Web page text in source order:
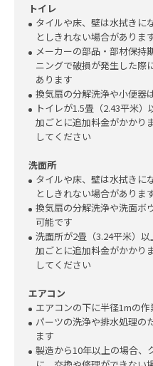
トイレ
タイルや床、壁は水拭きに
としきれない場合がありま
メーカーの部品・部材保持
ニングで破損が発生した際
あります
換気扇の分解洗浄や小便器
トイレが1.5畳（2.43平米
加ごとに追加料金がかかり
してください
洗面所
タイルや床、壁は水拭きに
としきれない場合がありま
換気扇の分解洗浄や洗面ボ
可能です
洗面所が2畳（3.24平米）
加ごとに追加料金がかかり
してください
エアコン
エアコンの下に半径1mの
パーツの洗浄や排水処理の
ます
製造から10年以上の場合、